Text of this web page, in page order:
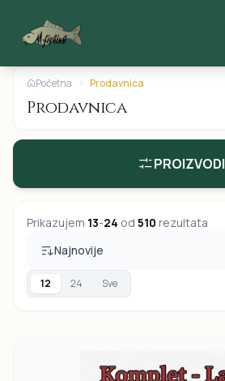
Početna Prodavnica
Prodavnica
PROIZVODI
Prikazujem 13-24 od 510 rezultata
Najnovije
12 24 Sve